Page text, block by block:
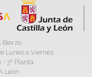
Bierzo
Lunes a Viernes
3ª Planta
León